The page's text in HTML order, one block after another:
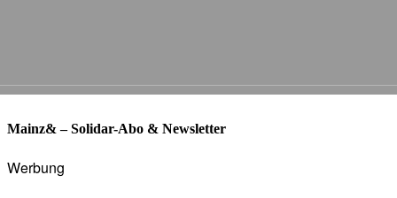
Mainz& – Solidar-Abo & Newsletter
Werbung